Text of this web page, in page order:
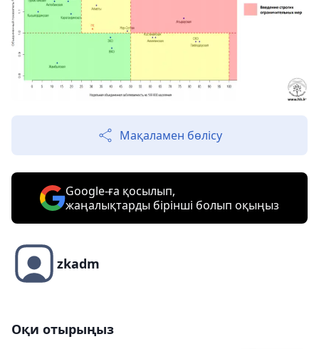
Мақаламен бөлісу
Google-ға қосылып,
жаңалықтарды бірінші болып оқыңыз
zkadm
Оқи отырыңыз